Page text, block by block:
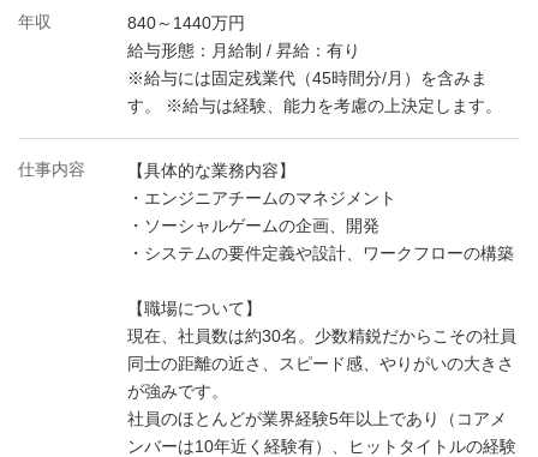
年収
840～1440万円
給与形態：月給制 / 昇給：有り
※給与には固定残業代（45時間分/月）を含みま
す。 ※給与は経験、能力を考慮の上決定します。
仕事内容
【具体的な業務内容】
・エンジニアチームのマネジメント
・ソーシャルゲームの企画、開発
・システムの要件定義や設計、ワークフローの構築
【職場について】
現在、社員数は約30名。少数精鋭だからこその社員
同士の距離の近さ、スピード感、やりがいの大きさ
が強みです。
社員のほとんどが業界経験5年以上であり（コアメ
ンバーは10年近く経験有）、ヒットタイトルの経験